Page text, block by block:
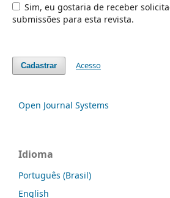
Sim, eu gostaria de receber solicitações para avaliar
submissões para esta revista.
Cadastrar Acesso
Open Journal Systems
Idioma
Português (Brasil)
English